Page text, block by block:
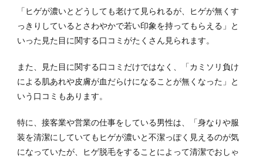
「ヒゲが濃いとどうしても老けて見られるが、ヒゲが無くす
っきりしているとさわやかで若い印象を持ってもらえる」と
いった見た目に関する口コミがたくさん見られます。
また、見た目に関する口コミだけではなく、「カミソリ負け
による肌あれや皮膚が血だらけになることが無くなった」と
いう口コミもあります。
特に、接客業や営業の仕事をしている男性は、「身なりや服
装を清潔にしていてもヒゲが濃いと不潔っぽく見えるのが気
になっていたが、ヒゲ脱毛をすることによって清潔でおしゃ